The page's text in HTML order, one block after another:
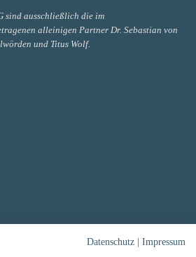
sind ausschließlich die im
alleinigen Partner Dr. Sebastian von
und Titus Wolf.
Datenschutz
Impressum